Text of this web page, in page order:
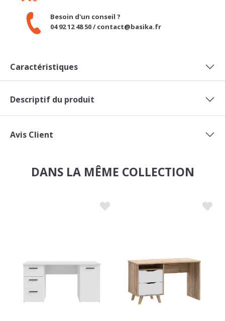
Besoin d'un conseil ?
04 92 12 48 50 / contact@basika.fr
Caractéristiques
Descriptif du produit
Avis Client
DANS LA MÊME COLLECTION